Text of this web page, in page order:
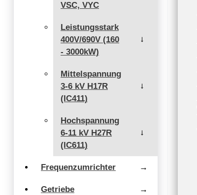
VSC, VYC
Leistungsstark
400V/690V (160
- 3000kW)
→
Mittelspannung
3-6 kV H17R
(IC411)
→
Hochspannung
6-11 kV H27R
(IC611)
→
Frequenzumrichter →
Getriebe →